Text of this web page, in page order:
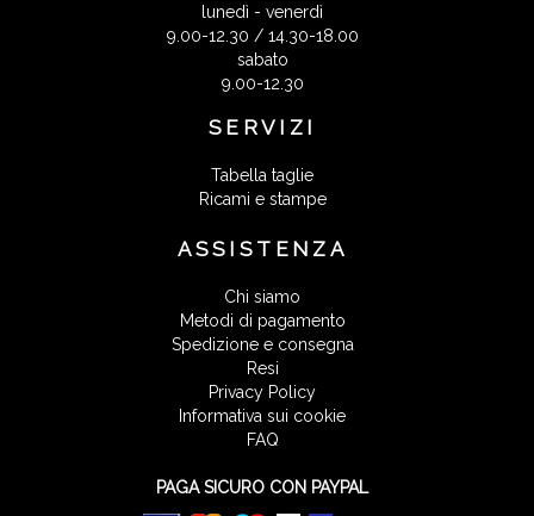
lunedì - venerdì
9.00-12.30 / 14.30-18.00
sabato
9.00-12.30
SERVIZI
Tabella taglie
Ricami e stampe
ASSISTENZA
Chi siamo
Metodi di pagamento
Spedizione e consegna
Resi
Privacy Policy
Informativa sui cookie
FAQ
PAGA SICURO CON PAYPAL